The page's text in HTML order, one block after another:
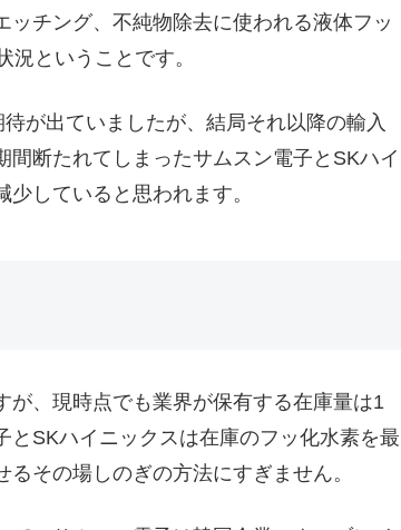
チング、不純物除去に使われる液体フッ
ということです。
が出ていましたが、結局それ以降の輸入
断たれてしまったサムスン電子とSKハイ
していると思われます。
、現時点でも業界が保有する在庫量は1
SKハイニックスは在庫のフッ化水素を最
その場しのぎの方法にすぎません。